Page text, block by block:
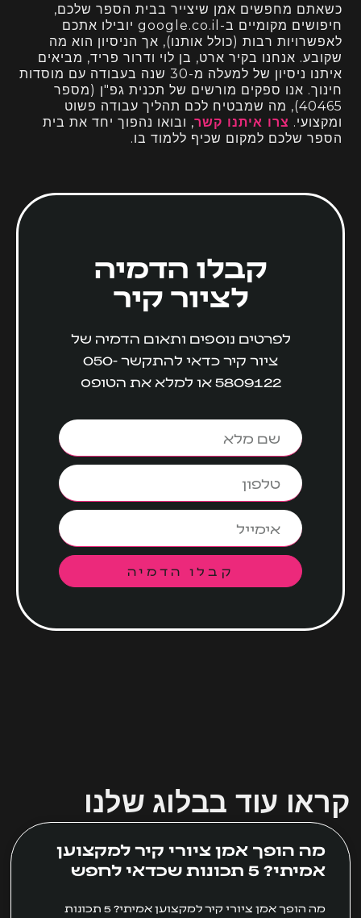
כשאתם מחפשים אמן שיצייר בבית הספר שלכם,
חיפושים מקומיים ב-google.co.il יובילו אתכם
לאפשרויות רבות (כולל אותנו), אך הניסיון הוא מה
שקובע. אנחנו בקיר ארט, בן לוי ודרור פריד, מביאים
איתנו ניסיון של למעלה מ-30 שנה בעבודה עם מוסדות
חינוך. אנו ספקים מורשים של תכנית גפ"ן (מספר
40465), מה שמבטיח לכם תהליך עבודה פשוט
ומקצועי. צרו איתנו קשר, ובואו נהפוך יחד את בית
הספר שלכם למקום שכיף ללמוד בו.
קבלו הדמיה
לציור קיר
לפרטים נוספים ותאום הדמיה של
ציור קיר כדאי להתקשר050-
5809122או למלא את הטופס
קבלו הדמיה
קראו עוד בבלוג שלנו
מה הופך אמן ציורי קיר למקצוען
אמיתי? 5 תכונות שכדאי לחפש
מה הופך אמן ציורי קיר למקצוען אמיתי? 5 תכונות